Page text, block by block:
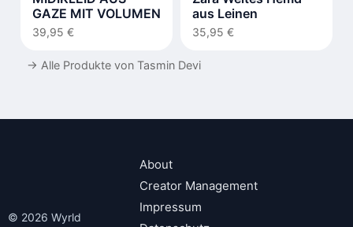
GAZE MIT VOLUMEN
39,95 €
aus Leinen
35,95 €
→ Alle Produkte von Tasmin Devi
© 2026 Wyrld
About
Creator Management
Impressum